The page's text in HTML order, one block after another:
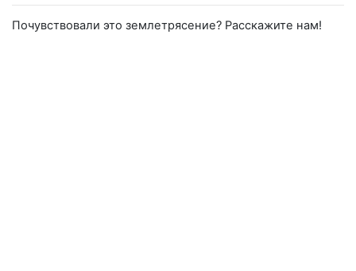
Почувствовали это землетрясение? Расскажите нам!